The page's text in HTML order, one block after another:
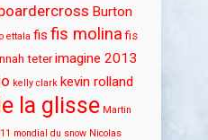
Burton
ettala fis fis molina fis
teter imagine 2013
kelly clark kevin rolland
la glisse Martin
mondial du snow Nicolas